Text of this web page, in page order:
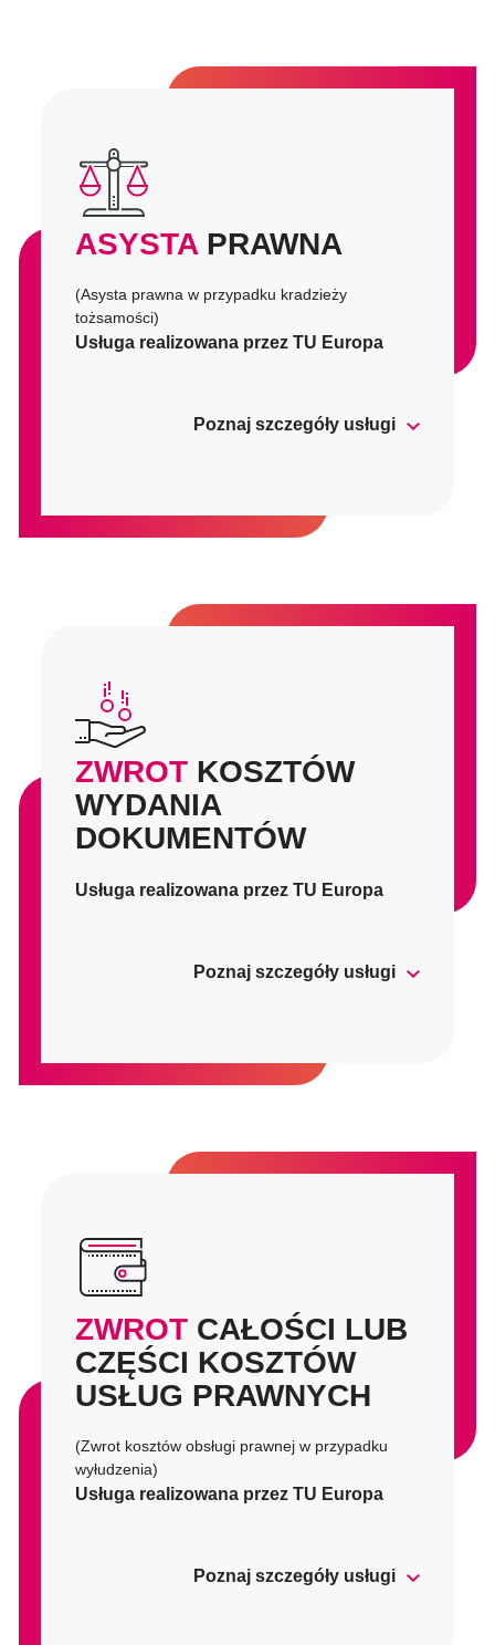
ASYSTA PRAWNA
(Asysta prawna w przypadku kradzieży
tożsamości)
Usługa realizowana przez TU Europa
Poznaj szczegóły usługi
ZWROT KOSZTÓW
WYDANIA
DOKUMENTÓW
Usługa realizowana przez TU Europa
Poznaj szczegóły usługi
ZWROT CAŁOŚCI LUB
CZĘŚCI KOSZTÓW
USŁUG PRAWNYCH
(Zwrot kosztów obsługi prawnej w przypadku
wyłudzenia)
Usługa realizowana przez TU Europa
Poznaj szczegóły usługi